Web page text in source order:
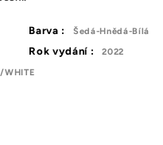
Barva : Šedá-Hnědá-Bílá
Rok vydání : 2022
WHITE